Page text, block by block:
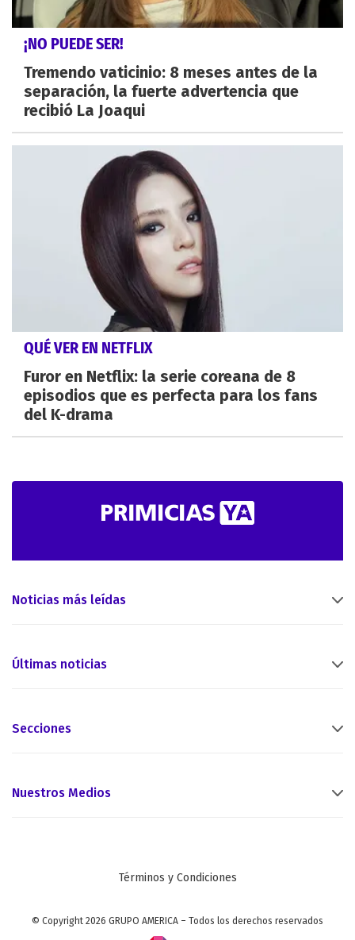
¡NO PUEDE SER!
Tremendo vaticinio: 8 meses antes de la
separación, la fuerte advertencia que
recibió La Joaqui
QUÉ VER EN NETFLIX
Furor en Netflix: la serie coreana de 8
episodios que es perfecta para los fans
del K-drama
Noticias más leídas
Últimas noticias
Secciones
Nuestros Medios
Términos y Condiciones
© Copyright 2026 GRUPO AMERICA – Todos los derechos reservados